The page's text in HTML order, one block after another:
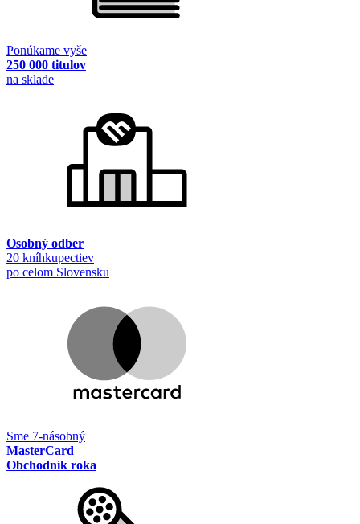
Ponúkame vyše
250 000 titulov
na sklade
Osobný odber
20 kníhkupectiev
po celom Slovensku
Sme 7-násobný
MasterCard
Obchodník roka